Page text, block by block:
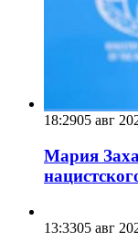
18:2905 авг
Мария
13:3305 авг